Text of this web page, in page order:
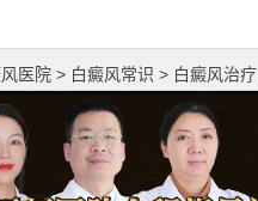
医院 > 白癜风常识 > 白癜风治疗